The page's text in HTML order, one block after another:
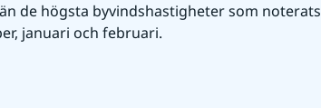
de högsta byvindshastigheter som noterats
januari och februari.